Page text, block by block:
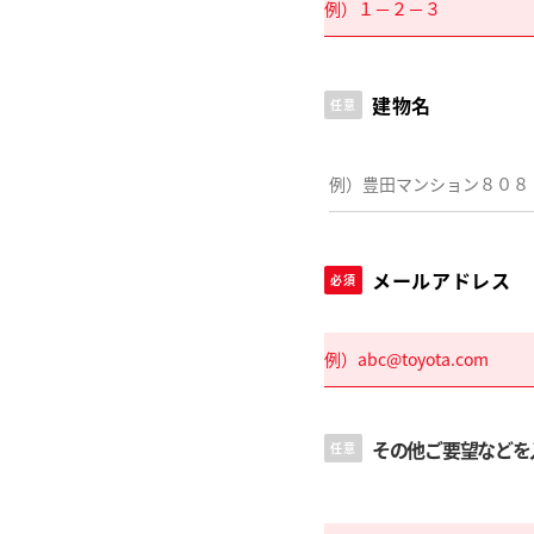
任意 建物名
必須 メールアドレス
任意 その他ご要望など